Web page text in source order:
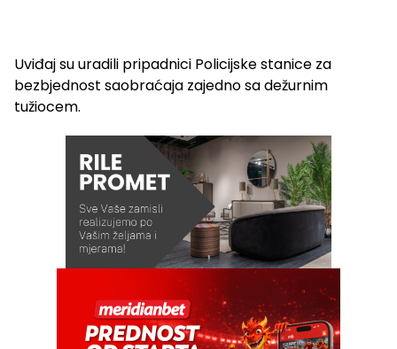
Uviđaj su uradili pripadnici Policijske stanice za
bezbjednost saobraćaja zajedno sa dežurnim
tužiocem.